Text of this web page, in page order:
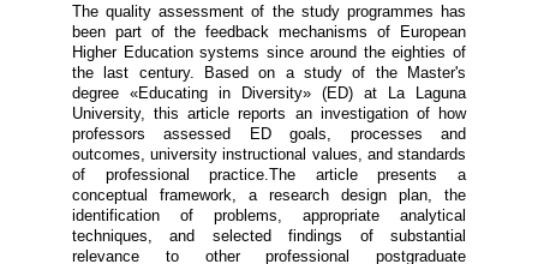
The quality assessment of the study programmes has
been part of the feedback mechanisms of European
Higher Education systems since around the eighties of
the last century. Based on a study of the Master's
degree «Educating in Diversity» (ED) at La Laguna
University, this article reports an investigation of how
professors assessed ED goals, processes and
outcomes, university instructional values, and standards
of professional practice.The article presents a
conceptual framework, a research design plan, the
identification of problems, appropriate analytical
techniques, and selected findings of substantial
relevance to other professional postgraduate